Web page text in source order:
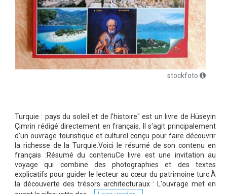
stockfoto
Turquie : pays du soleil et de l'histoire" est un livre de Hüseyin
Çimrin rédigé directement en français. Il s'agit principalement
d'un ouvrage touristique et culturel conçu pour faire découvrir
la richesse de la Turquie.Voici le résumé de son contenu en
français :Résumé du contenuCe livre est une invitation au
voyage qui combine des photographies et des textes
explicatifs pour guider le lecteur au cœur du patrimoine turc.À
la découverte des trésors architecturaux : L'ouvrage met en